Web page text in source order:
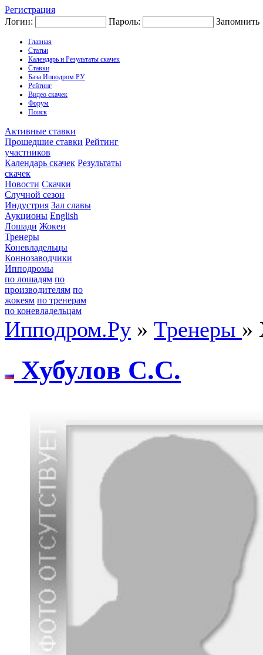
Регистрация
Логин:
Пароль: Запомнить
Главная
Статьи
Календарь и Результаты скачек
Ставки
База Ипподром.РУ
Рейтинг
Видео скачек
Форум
Поиск
Активные ставки
Прошедшие ставки Рейтинг
участников
Календарь скачек Результаты
скачек
Новости Скачки
Случной сезон
Индустрия Зал славы
Аукционы English
Лошади Жокеи
Тренеры
Коневладельцы
Коннозаводчики
Ипподромы
по лошадям по
производителям по
жокеям по тренерам
по коневладельцам
Ипподром.Ру » Тренеры »
Хубулoв С.С.